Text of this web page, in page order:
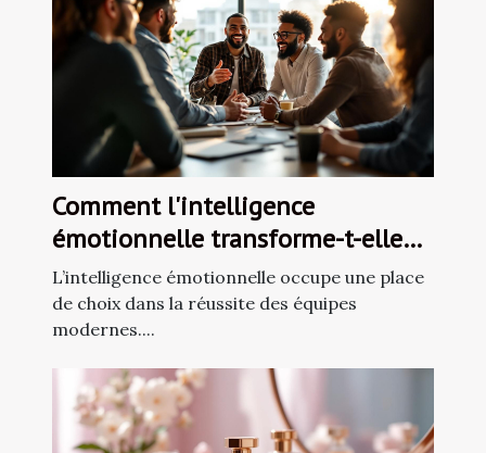
Comment l'intelligence
émotionnelle transforme-t-elle
les dynamiques d'équipe ?
L’intelligence émotionnelle occupe une place
de choix dans la réussite des équipes
modernes....